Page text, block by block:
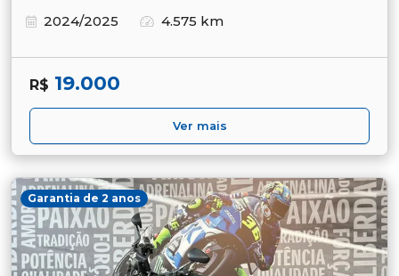
2024/2025
4.575 km
R$ 19.000
Ver mais
Garantia de 2 anos